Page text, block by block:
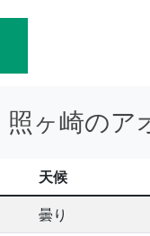
照ヶ崎のア
天候
曇り